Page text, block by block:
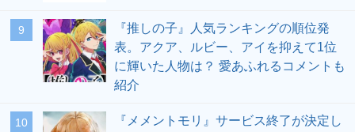
『推しの子』人気ランキングの順位発
表。アクア、ルビー、アイを抑えて1位
に輝いた人物は？ 愛あふれるコメントも
紹介
『メメントモリ』サービス終了が決定し